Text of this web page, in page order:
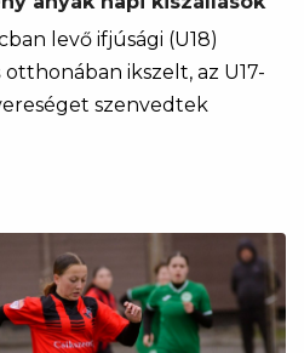
levő ifjúsági (U18)
ikszelt, az U17-
szenvedtek